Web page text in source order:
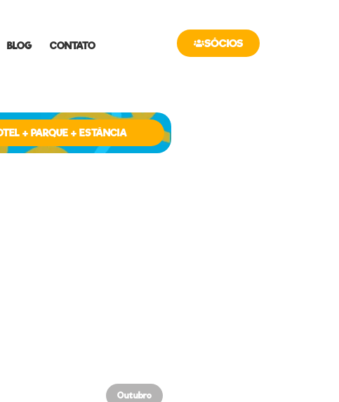
BLOG CONTATO SÓCIOS
+ PARQUE + ESTÂNCIA
Outubro